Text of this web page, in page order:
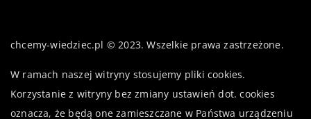
chcemy-wiedziec.pl © 2023. Wszelkie prawa zastrzeżone.
W ramach naszej witryny stosujemy pliki cookies.
Korzystanie z witryny bez zmiany ustawień dot. cookies
oznacza, że będą one zamieszczane w Państwa urządzeniu